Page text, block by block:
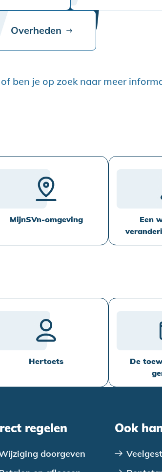
Overheden
ben je op zoek naar meer
MijnSVn-omgeving
Een
Hertoets
De
regelen
doorgeven
Ook